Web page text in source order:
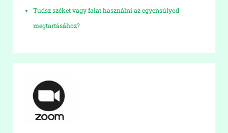
Tudsz széket vagy falat használni az egyensúlyod
megtartásához?